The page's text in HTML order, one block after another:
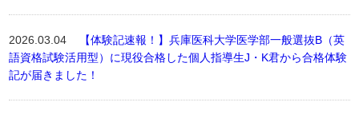
2026.03.04
【体験記速報！】兵庫医科大学医学部一般選抜B（英
語資格試験活用型）に現役合格した個人指導生J・K君から合格体験
記が届きました！